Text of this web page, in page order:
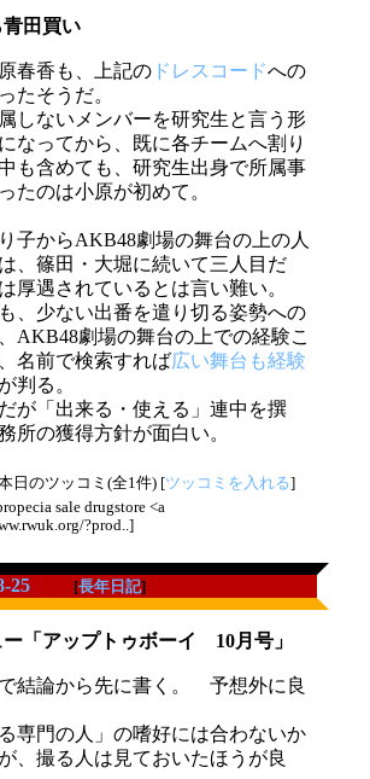
田買い
春香も、上記のドレスコードへの
たそうだ。
しないメンバーを研究生と言う形
なってから、既に各チームへ割り
も含めても、研究生出身で所属事
たのは小原が初めて。
子からAKB48劇場の舞台の上の人
、篠田・大堀に続いて三人目だ
厚遇されているとは言い難い。
、少ない出番を遣り切る姿勢への
AKB48劇場の舞台の上での経験こ
名前で検索すれば広い舞台も経験
判る。
が「出来る・使える」連中を撰
所の獲得方針が面白い。
日のツッコミ(全1件) [ツッコミを入れる]
sale drugstore <a
?prod..]
25 [長年日記]
「アップトゥボーイ 10月号」
結論から先に書く。 予想外に良
専門の人」の嗜好には合わないか
、撮る人は見ておいたほうが良